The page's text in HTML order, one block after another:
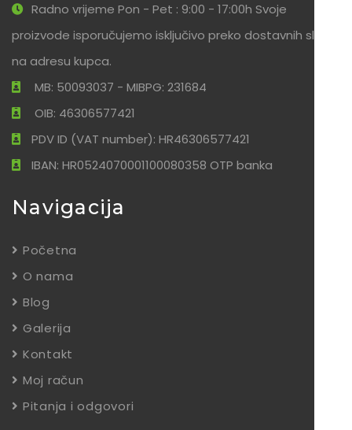
Radno vrijeme Pon - Pet : 9:00 - 17:00h Svoje
proizvode isporučujemo isključivo preko dostavnih službi
na adresu kupca.
MB: 50093037 - MIBPG: 231684
OIB: 46306577421
PDV ID (VAT number): HR46306577421
IBAN: HR0524070001100080358 OTP banka
Navigacija
Početna
O nama
Blog
Galerija
Kontakt
Moj račun
Pitanja i odgovori